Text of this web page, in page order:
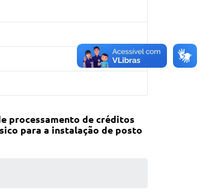
processamento de créditos
para a instalação de posto